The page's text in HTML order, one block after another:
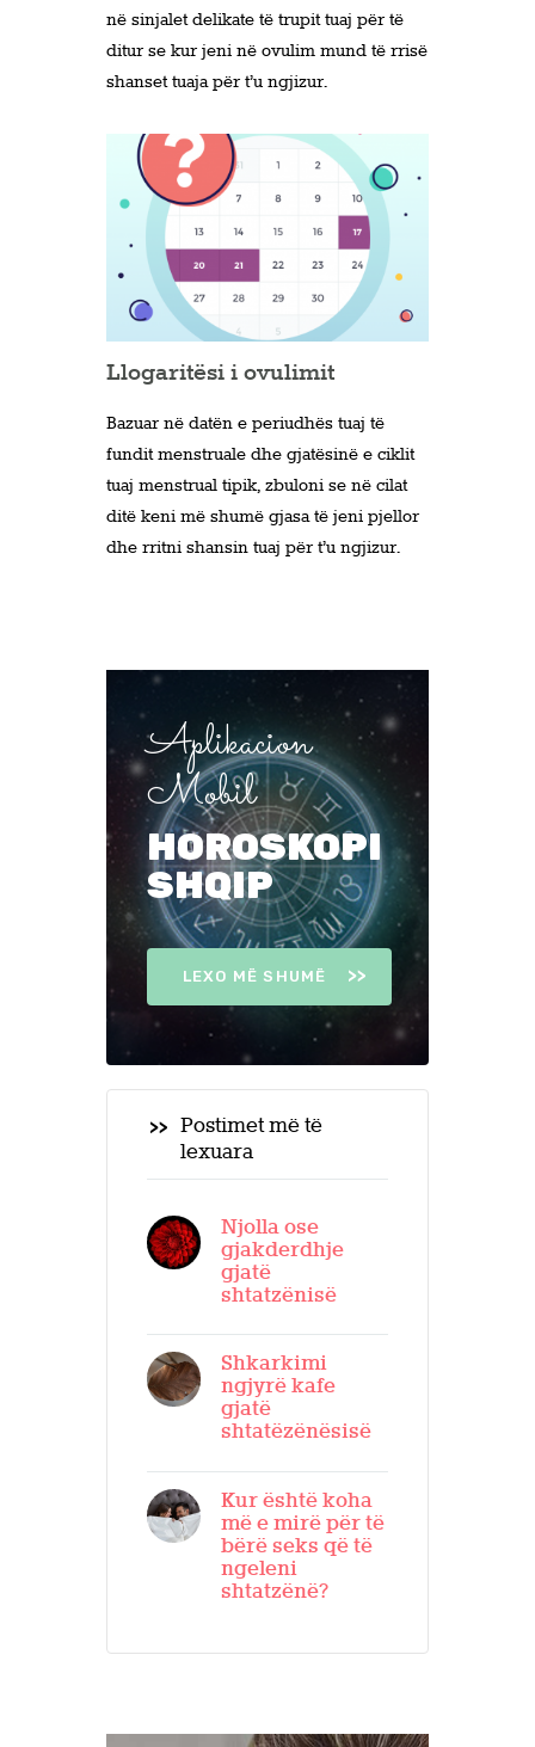
në sinjalet delikate të trupit tuaj për të
ditur se kur jeni në ovulim mund të rrisë
shanset tuaja për t’u ngjizur.
Llogaritësi i ovulimit
Bazuar në datën e periudhës tuaj të
fundit menstruale dhe gjatësinë e ciklit
tuaj menstrual tipik, zbuloni se në cilat
ditë keni më shumë gjasa të jeni pjellor
dhe rritni shansin tuaj për t’u ngjizur.
Aplikacion
Mobil
HOROSKOPI
SHQIP
LEXO MË SHUMË
Postimet më të
lexuara
Njolla ose
gjakderdhje
gjatë
shtatzënisë
Shkarkimi
ngjyrë kafe
gjatë
shtatëzënësisë
Kur është koha
më e mirë për të
bërë seks që të
ngeleni
shtatzënë?